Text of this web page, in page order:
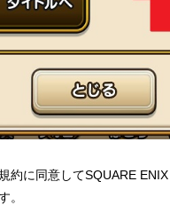
約に同意してSQUARE
。